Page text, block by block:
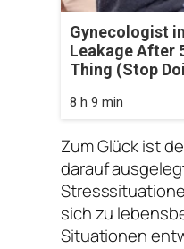
Gynecologist
Leakage After
Thing (Stop
8 h 9 min
Zum Glück ist
darauf
sich zu
Situationen